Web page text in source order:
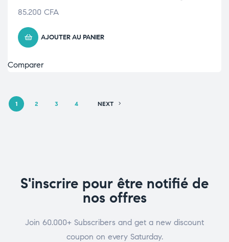
85.200 CFA
AJOUTER AU PANIER
Comparer
1 2 3 4 NEXT
S'inscrire pour être notifié de
nos offres
Join 60.000+ Subscribers and get a new discount
coupon on every Saturday.